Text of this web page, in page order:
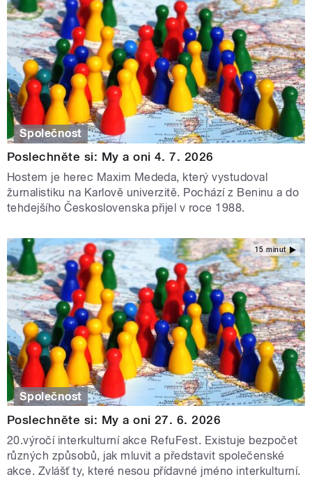
Společnost
Poslechněte si: My a oni 4. 7. 2026
Hostem je herec Maxim Mededa, který vystudoval
žurnalistiku na Karlově univerzitě. Pochází z Beninu a do
tehdejšího Československa přijel v roce 1988.
15 minut
Společnost
Poslechněte si: My a oni 27. 6. 2026
20.výročí interkulturní akce RefuFest. Existuje bezpočet
různých způsobů, jak mluvit a představit společenské
akce. Zvlášť ty, které nesou přídavné jméno interkulturní.